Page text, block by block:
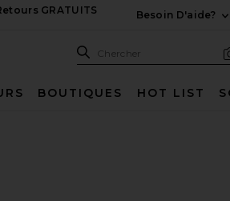
GRATUITS
Besoin D'aide?
Chercher
BOUTIQUES HOT LIST